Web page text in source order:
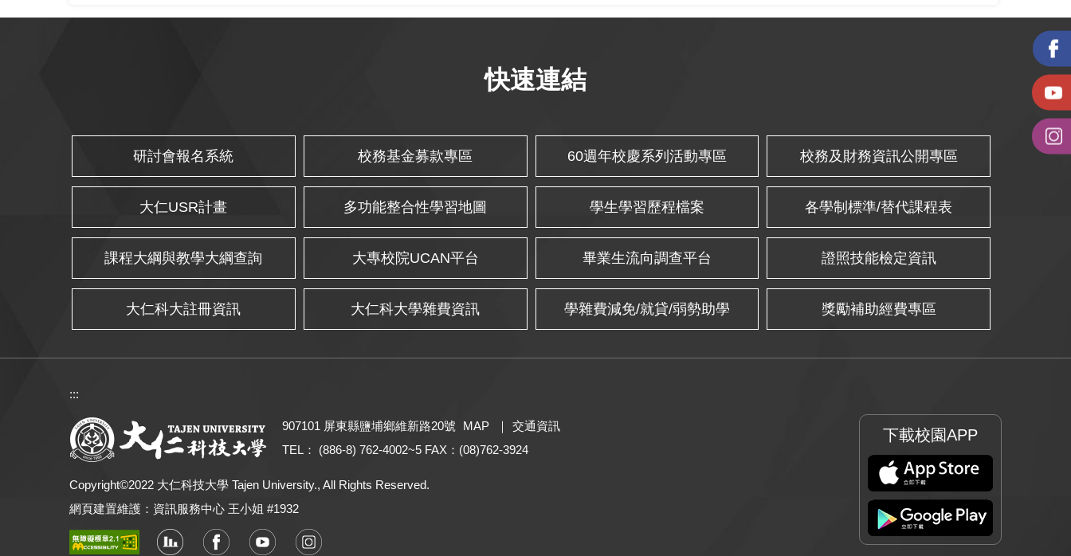
快速連結
研討會報名系統 校務基金募款專區 60週年校慶系列活動專區 校務及財務資訊公開專區
大仁USR計畫 多功能整合性學習地圖 學生學習歷程檔案 各學制標準/替代課程表
課程大綱與教學大綱查詢 大專校院UCAN平台 畢業生流向調查平台 證照技能檢定資訊
大仁科大註冊資訊 大仁科大學雜費資訊 學雜費減免/就貸/弱勢助學 獎勵補助經費專區
:::
907101 屏東縣鹽埔鄉維新路20號 MAP ｜
交通資訊
TEL： (886-8) 762-4002~5 FAX：(08)762-3924
Copyright©2022 大仁科技大學 Tajen University., All Rights Reserved.
網頁建置維護：資訊服務中心 王小姐 #1932
下載校園APP